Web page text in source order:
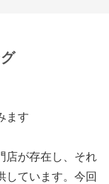
ます
店が存在し、それ
しています。今回